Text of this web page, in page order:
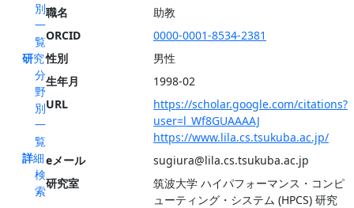
別
一
覧
研究
分
野
別
一
覧
詳細
検
索
職名
助教
ORCID
0000-0001-8534-2381
性別
男性
生年月
1998-02
URL
https://scholar.google.com/citations?
user=l_Wf8GUAAAAJ
https://www.lila.cs.tsukuba.ac.jp/
eメール
sugiura@lila.cs.tsukuba.ac.jp
研究室
筑波大学 ハイパフォーマンス・コンピ
ューティング・システム (HPCS) 研究